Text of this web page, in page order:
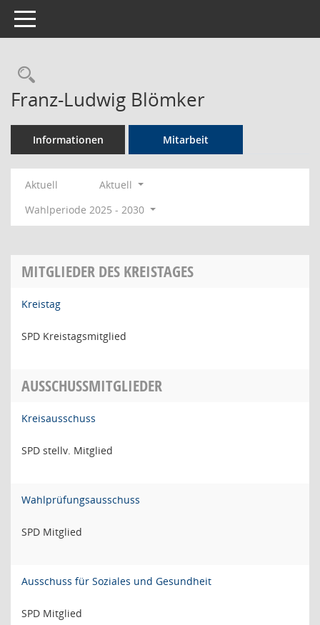
Toggle navigation
Rechercheauswahl
Franz-Ludwig Blömker
Informationen Mitarbeit
Aktuell
Aktuell
Wahlperiode 2025 - 2030
MITGLIEDER DES KREISTAGES
Kreistag
SPD Kreistagsmitglied
AUSSCHUSSMITGLIEDER
Kreisausschuss
SPD stellv. Mitglied
Wahlprüfungsausschuss
SPD Mitglied
Ausschuss für Soziales und Gesundheit
SPD Mitglied